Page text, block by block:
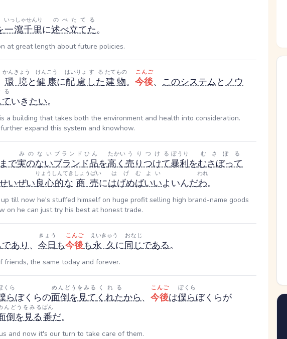
一瀉千里
いっしゃせんり
に述べ立てた
のべたてる
。
at great length about future policies.
環境
かんきょう
と健康
けんこう
に配慮
はいりょ
した
する
建物
たてもの
。 今後
こんご
、 このシステムとノウ
る
いきたい。
a building that takes both the environment and health into consideration.
expand this system and knowhow.
で実のない
みのない
ブランド品
ブランドひん
を高く
たかい
売りつけて
うりつける
暴利
ぼうり
をむさぼって
むさぼる
いぜい良心的な
りょうしんてき
商売
しょうばい
にはげめば
はげむ
いい
よい
よいんだわ
われ
。
till now he's stuffed himself on huge profit selling high brand-name goods
on he can just try his best at honest trade.
であり、 今日
きょう
も今後
こんご
も永久
えいきゅう
に同じ
おなじ
である。
friends, the same today and forever.
ら
くら
ぼくらの面倒を見て
めんどうをみる
くれた
くれる
から、 今後
こんご
は僕ら
ぼくら
ぼくらが
倒を見る
んどうをみる
番
ばん
だ。
and now it's our turn to take care of them.